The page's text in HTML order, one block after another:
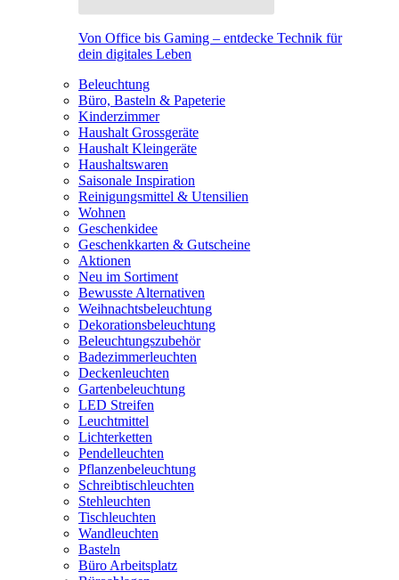
Von Office bis Gaming – entdecke Technik für
dein digitales Leben
Beleuchtung
Büro, Basteln & Papeterie
Kinderzimmer
Haushalt Grossgeräte
Haushalt Kleingeräte
Haushaltswaren
Saisonale Inspiration
Reinigungsmittel & Utensilien
Wohnen
Geschenkidee
Geschenkkarten & Gutscheine
Aktionen
Neu im Sortiment
Bewusste Alternativen
Weihnachtsbeleuchtung
Dekorationsbeleuchtung
Beleuchtungszubehör
Badezimmerleuchten
Deckenleuchten
Gartenbeleuchtung
LED Streifen
Leuchtmittel
Lichterketten
Pendelleuchten
Pflanzenbeleuchtung
Schreibtischleuchten
Stehleuchten
Tischleuchten
Wandleuchten
Basteln
Büro Arbeitsplatz